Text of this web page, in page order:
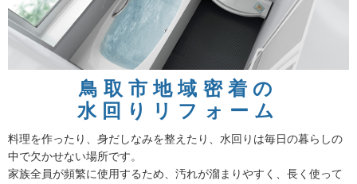
鳥取市地域密着の
水回りリフォーム
料理を作ったり、身だしなみを整えたり、水回りは毎日の暮らしの
中で欠かせない場所です。
家族全員が頻繁に使用するため、汚れが溜まりやすく、長く使って